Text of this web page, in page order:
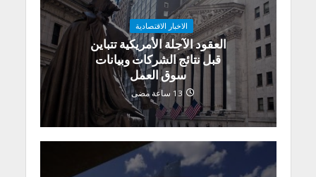
الاخبار الاقتصادية
العقود الآجلة الأمريكية تتباين
قبل نتائج الشركات وبيانات
سوق العمل
13 ساعة مضى